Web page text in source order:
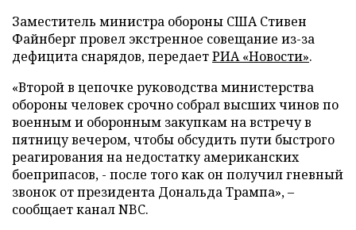
Заместитель министра обороны США Стивен
Файнберг провел экстренное совещание из-за
дефицита снарядов, передаетРИА «Новости».
«Второй в цепочке руководства министерства
обороны человек срочно собрал высших чинов по
военным и оборонным закупкам на встречу в
пятницу вечером, чтобы обсудить пути быстрого
реагирования на недостатку американских
боеприпасов, - после того как он получил гневный
звонок от президента Дональда Трампа», –
сообщает канал NBC.